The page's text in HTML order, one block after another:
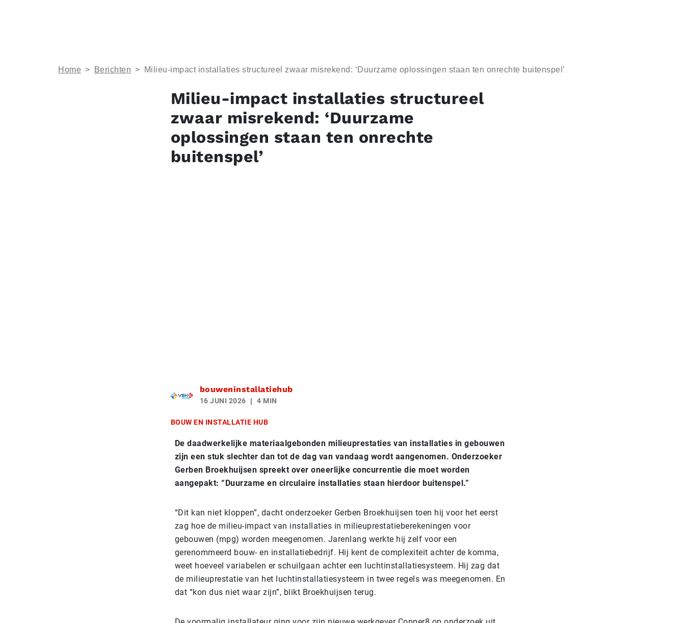
Home > Berichten > Milieu-impact installaties structureel zwaar misrekend: ‘Duurzame oplossingen staan ten onrechte buitenspel’
Milieu-impact installaties structureel
zwaar misrekend: ‘Duurzame
oplossingen staan ten onrechte
buitenspel’
bouweninstallatiehub
16 JUNI 2026 4 MIN
BOUW EN INSTALLATIE HUB
De daadwerkelijke materiaalgebonden milieuprestaties van installaties in gebouwen
zijn een stuk slechter dan tot de dag van vandaag wordt aangenomen. Onderzoeker
Gerben Broekhuijsen spreekt over oneerlijke concurrentie die moet worden
aangepakt: “Duurzame en circulaire installaties staan hierdoor buitenspel.”
“Dit kan niet kloppen”, dacht onderzoeker Gerben Broekhuijsen toen hij voor het eerst
zag hoe de milieu-impact van installaties in milieuprestatieberekeningen voor
gebouwen (mpg) worden meegenomen. Jarenlang werkte hij zelf voor een
gerenommeerd bouw- en installatiebedrijf. Hij kent de complexiteit achter de komma,
weet hoeveel variabelen er schuilgaan achter een luchtinstallatiesysteem. Hij zag dat
de milieuprestatie van het luchtinstallatiesysteem in twee regels was meegenomen. En
dat “kon dus niet waar zijn”, blikt Broekhuijsen terug.